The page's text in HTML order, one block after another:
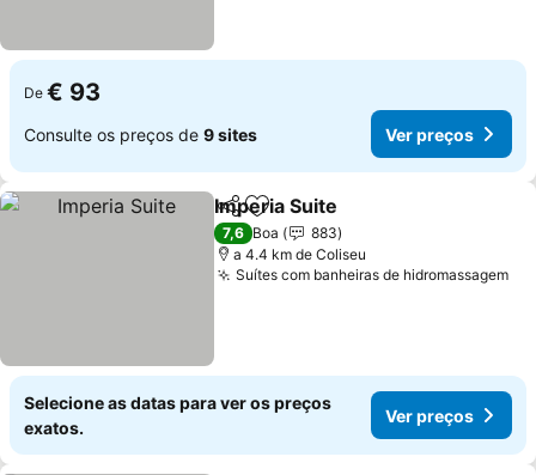
De € 93
Consulte os preços de 9 sites Ver preços
PartilharAdicionar aos favoritos
Imperia Suite
7,6 Boa
883
a 4.4 km de Coliseu
Suítes com banheiras de hidromassagem
Selecione as datas para ver os preços
exatos.
Ver preços